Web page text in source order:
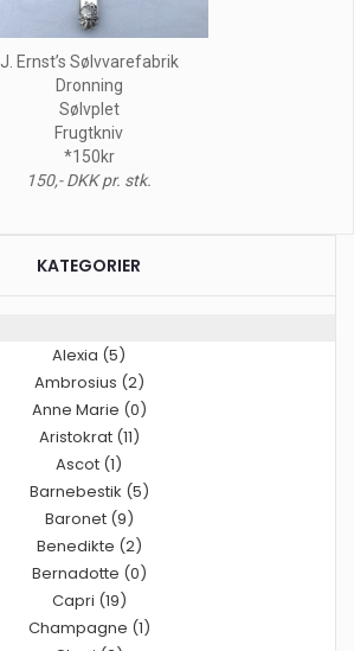
J. Ernst’s Sølvvarefabrik
Dronning
Sølvplet
Frugtkniv
*150kr
150,- DKK pr. stk.
KATEGORIER
Alexia (5)
Ambrosius (2)
Anne Marie (0)
Aristokrat (11)
Ascot (1)
Barnebestik (5)
Baronet (9)
Benedikte (2)
Bernadotte (0)
Capri (19)
Champagne (1)